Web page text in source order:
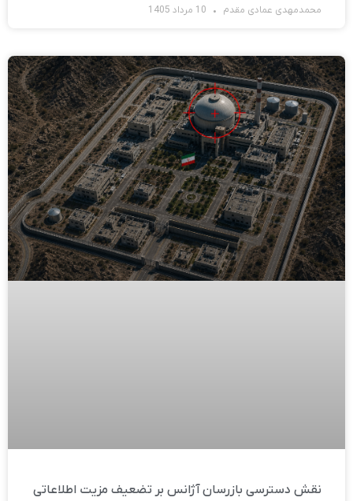
محمدمهدی عمادی مقدم
نقش دسترسی بازرسان آژانس بر تضعیف مزیت اطلاعاتی